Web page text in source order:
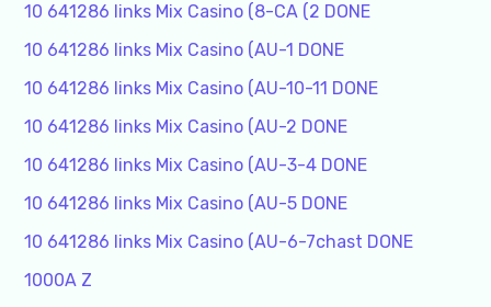
10 641286 links Mix Casino (8-CA (2 DONE
10 641286 links Mix Casino (AU-1 DONE
10 641286 links Mix Casino (AU-10-11 DONE
10 641286 links Mix Casino (AU-2 DONE
10 641286 links Mix Casino (AU-3-4 DONE
10 641286 links Mix Casino (AU-5 DONE
10 641286 links Mix Casino (AU-6-7chast DONE
1000A Z